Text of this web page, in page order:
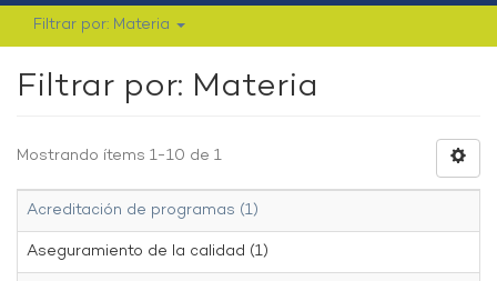
Filtrar por: Materia
Filtrar por: Materia
Mostrando ítems 1-10 de 1
Acreditación de programas (1)
Aseguramiento de la calidad (1)